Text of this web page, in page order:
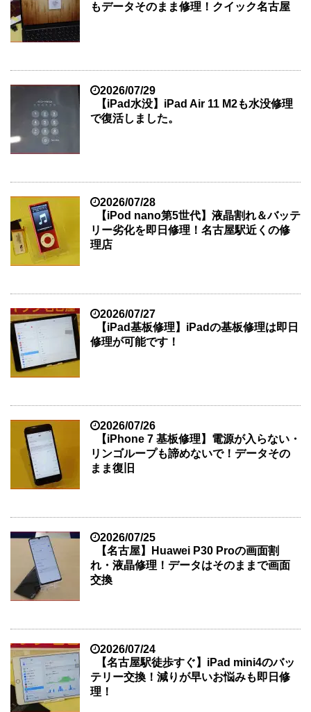
もデータそのまま修理！クイック名古屋
2026/07/29
【iPad水没】iPad Air 11 M2も水没修理
で復活しました。
2026/07/28
【iPod nano第5世代】液晶割れ＆バッテ
リー劣化を即日修理！名古屋駅近くの修
理店
2026/07/27
【iPad基板修理】iPadの基板修理は即日
修理が可能です！
2026/07/26
【iPhone 7 基板修理】電源が入らない・
リンゴループも諦めないで！データその
まま復旧
2026/07/25
【名古屋】Huawei P30 Proの画面割
れ・液晶修理！データはそのままで画面
交換
2026/07/24
【名古屋駅徒歩すぐ】iPad mini4のバッ
テリー交換！減りが早いお悩みも即日修
理！